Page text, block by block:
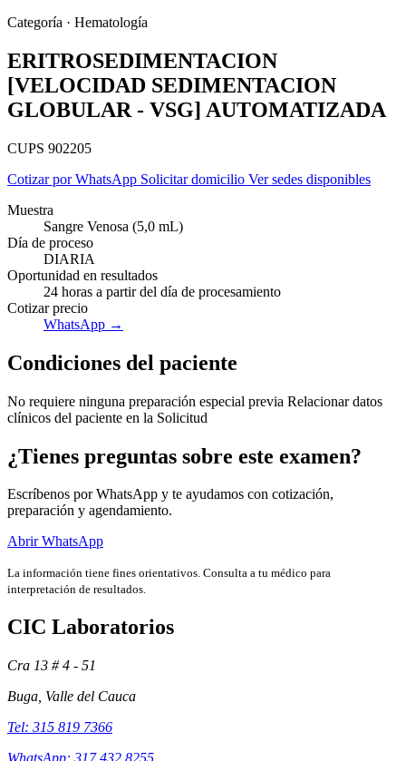
Empresas
Exámenes
Categoría · Hematología
ERITROSEDIMENTACION
[VELOCIDAD SEDIMENTACION
GLOBULAR - VSG] AUTOMATIZADA
CUPS 902205
Cotizar por WhatsApp Solicitar domicilio Ver sedes disponibles
Muestra
Sangre Venosa (5,0 mL)
Día de proceso
DIARIA
Oportunidad en resultados
24 horas a partir del día de procesamiento
Cotizar precio
WhatsApp →
Condiciones del paciente
No requiere ninguna preparación especial previa Relacionar datos
clínicos del paciente en la Solicitud
¿Tienes preguntas sobre este examen?
Escríbenos por WhatsApp y te ayudamos con cotización,
preparación y agendamiento.
Abrir WhatsApp
La información tiene fines orientativos. Consulta a tu médico para
interpretación de resultados.
CIC Laboratorios
Cra 13 # 4 - 51
Buga, Valle del Cauca
Tel: 315 819 7366